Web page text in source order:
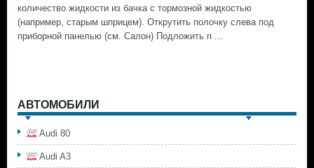
количество жидкости из бачка с тормозной жидкостью
(например, старым шприцем). Открутить полочку слева под
приборной панелью (см. Салон) Подложить п ...
АВТОМОБИЛИ
Audi 80
Audi A3